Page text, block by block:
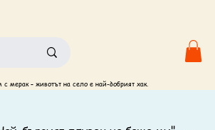
мерак – животът на село е най-добрият хак.